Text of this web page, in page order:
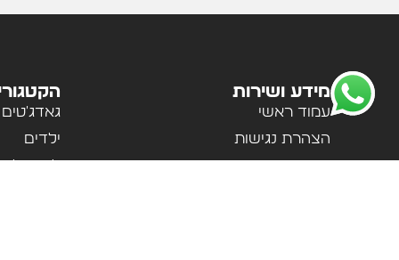
מידע ושירות
עמוד ראשי
הצהרת נגישות
מדיניות פרטיות
גאדג'טים
ילדים
לבית